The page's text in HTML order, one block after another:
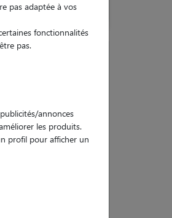
pas adaptée à vos
fonctionnalités
pas.
annonces
les produits.
profil pour afficher un